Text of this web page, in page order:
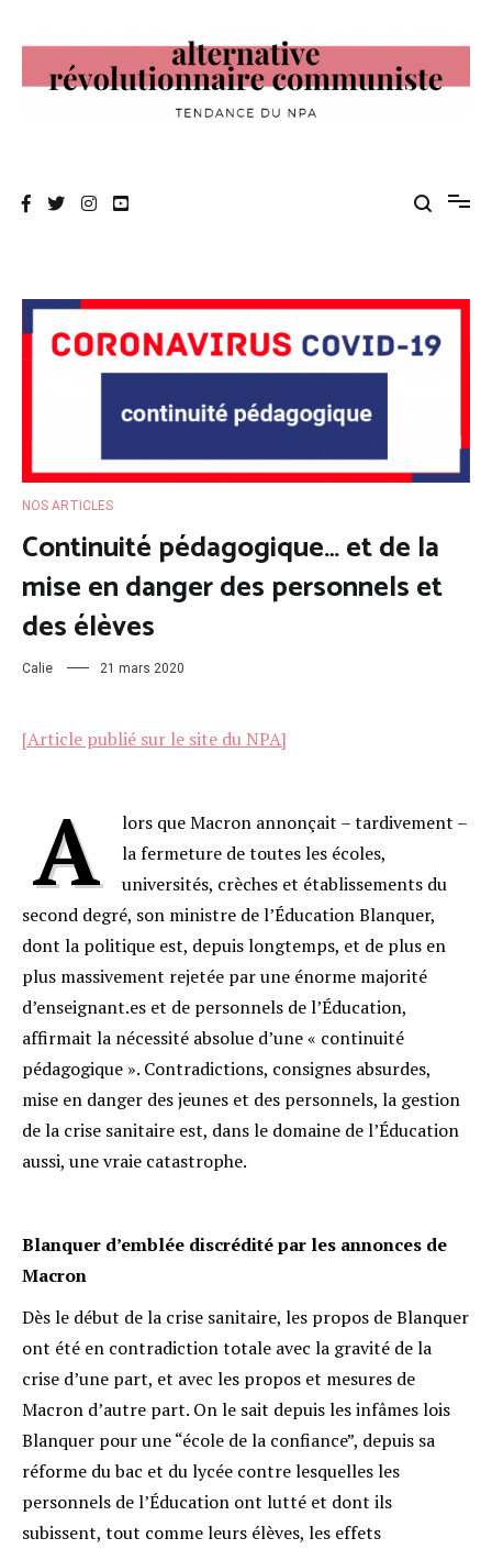
contenu
NOS ARTICLES
Continuité pédagogique… et de la
mise en danger des personnels et
des élèves
Calie 21 mars 2020
[Article publié sur le site du NPA]
A
lors que Macron annonçait – tardivement –
la fermeture de toutes les écoles,
universités, crèches et établissements du
second degré, son ministre de l’Éducation Blanquer,
dont la politique est, depuis longtemps, et de plus en
plus massivement rejetée par une énorme majorité
d’enseignant.es et de personnels de l’Éducation,
affirmait la nécessité absolue d’une « continuité
pédagogique ». Contradictions, consignes absurdes,
mise en danger des jeunes et des personnels, la gestion
de la crise sanitaire est, dans le domaine de l’Éducation
aussi, une vraie catastrophe.
Blanquer d’emblée discrédité par les annonces de
Macron
Dès le début de la crise sanitaire, les propos de Blanquer
ont été en contradiction totale avec la gravité de la
crise d’une part, et avec les propos et mesures de
Macron d’autre part. On le sait depuis les infâmes lois
Blanquer pour une “école de la confiance”, depuis sa
réforme du bac et du lycée contre lesquelles les
personnels de l’Éducation ont lutté et dont ils
subissent, tout comme leurs élèves, les effets